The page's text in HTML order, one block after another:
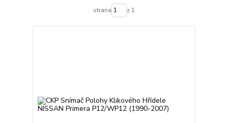
strana z 1